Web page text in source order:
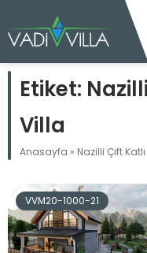
Etiket:
Villa
Anasayfa » Nazilli Çift
VVM20-1000-21